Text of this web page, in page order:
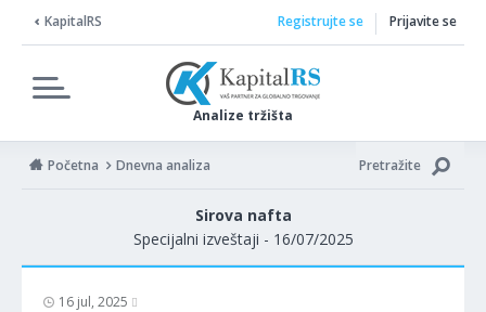
KapitalRS
Analize tržišta
Registrujte se Prijavite se
Početna Dnevna analiza Pretražite
Sirova nafta
Specijalni izveštaji - 16/07/2025
16 jul, 2025